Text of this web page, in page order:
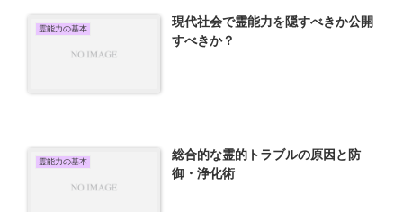
霊能力の基本
現代社会で霊能力を隠すべきか公開
すべきか？
霊能力の基本
総合的な霊的トラブルの原因と防
御・浄化術